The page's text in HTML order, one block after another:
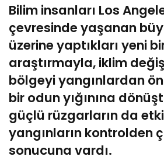
Bilim insanları Los
çevresinde yaşanan
üzerine yaptıkları yeni
araştırmayla, iklim
bölgeyi yangınlardan
bir odun yığınına
güçlü rüzgarların da
yangınların kontrolden
sonucuna vardı.